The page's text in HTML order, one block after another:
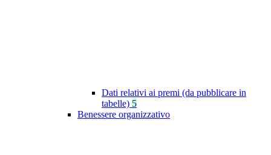
Dati relativi ai premi (da pubblicare in
tabelle) 5
Benessere organizzativo